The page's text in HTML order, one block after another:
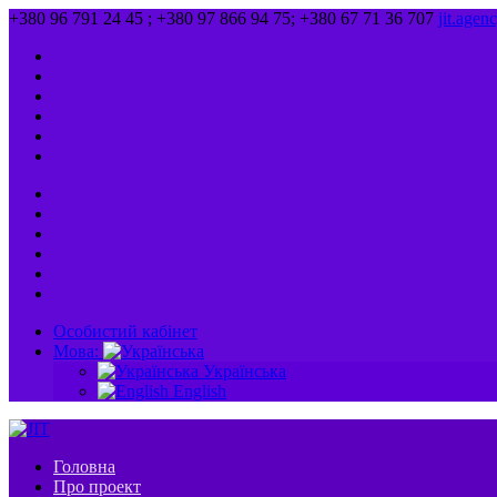
+380 96 791 24 45 ; +380 97 866 94 75; +380 67 71 36 707
Особистий кабінет
Мова:
Українська
English
Головна
Про проект